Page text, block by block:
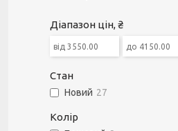
Діапазон цін, ₴
Стан
Новий 27
Колір